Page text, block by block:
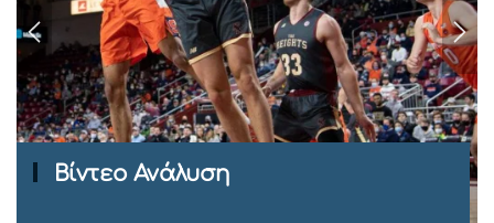
Ομιλίες Σεμιναρίων